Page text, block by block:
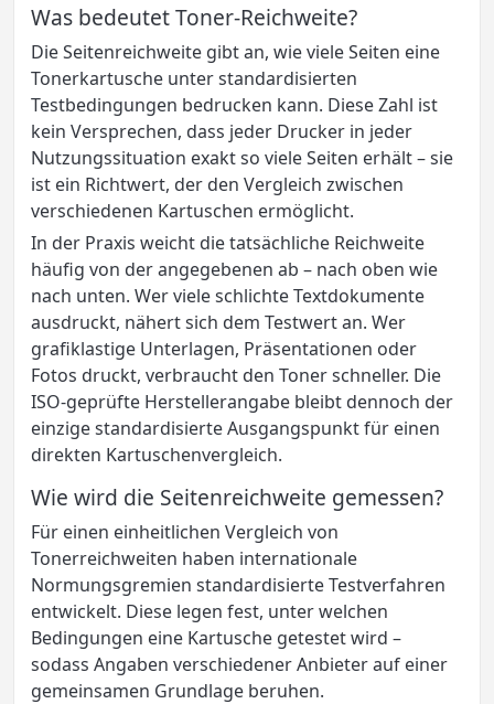
Was bedeutet Toner-Reichweite?
Die Seitenreichweite gibt an, wie viele Seiten eine
Tonerkartusche unter standardisierten
Testbedingungen bedrucken kann. Diese Zahl ist
kein Versprechen, dass jeder Drucker in jeder
Nutzungssituation exakt so viele Seiten erhält – sie
ist ein Richtwert, der den Vergleich zwischen
verschiedenen Kartuschen ermöglicht.
In der Praxis weicht die tatsächliche Reichweite
häufig von der angegebenen ab – nach oben wie
nach unten. Wer viele schlichte Textdokumente
ausdruckt, nähert sich dem Testwert an. Wer
grafiklastige Unterlagen, Präsentationen oder
Fotos druckt, verbraucht den Toner schneller. Die
ISO-geprüfte Herstellerangabe bleibt dennoch der
einzige standardisierte Ausgangspunkt für einen
direkten Kartuschenvergleich.
Wie wird die Seitenreichweite gemessen?
Für einen einheitlichen Vergleich von
Tonerreichweiten haben internationale
Normungsgremien standardisierte Testverfahren
entwickelt. Diese legen fest, unter welchen
Bedingungen eine Kartusche getestet wird –
sodass Angaben verschiedener Anbieter auf einer
gemeinsamen Grundlage beruhen.